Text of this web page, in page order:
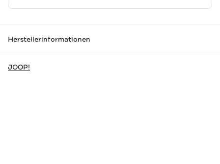
Herstellerinformationen
JOOP!